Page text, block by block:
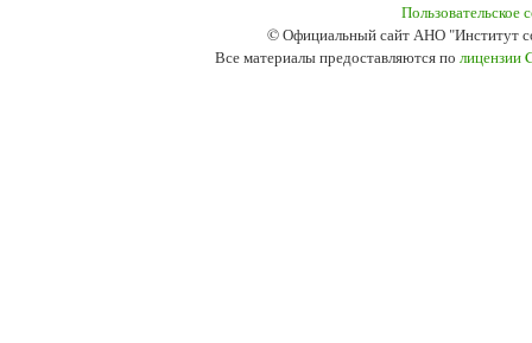
Пользовательское
© Официальный сайт АНО "Институт
Все материалы предоставляются по лицензии